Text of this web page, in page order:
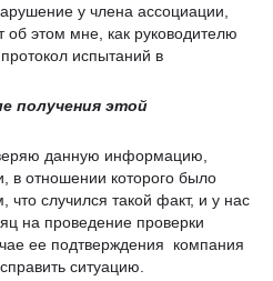
у члена ассоциации,
этом мне, как руководителю
испытаний в
получения этой
данную информацию,
в отношении которого было
случился такой факт, и у нас
на проведение проверки
ее подтверждения компания
ситуацию.